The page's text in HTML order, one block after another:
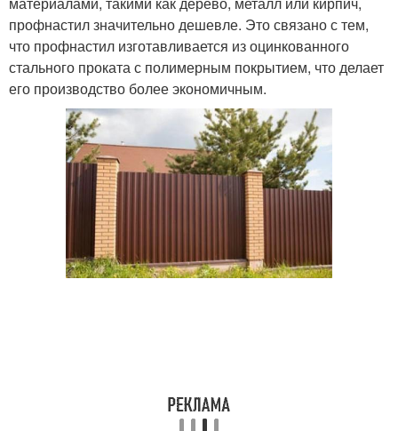
профнастил значительно дешевле. Это связано с тем,
что профнастил изготавливается из оцинкованного
стального проката с полимерным покрытием, что делает
его производство более экономичным.